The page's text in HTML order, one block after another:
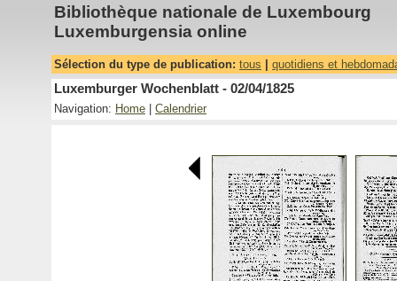
Bibliothèque nationale de Luxembourg
Luxemburgensia online
Sélection du type de publication: tous quotidiens et
Luxemburger Wochenblatt - 02/04/1825
Navigation: Home Calendrier